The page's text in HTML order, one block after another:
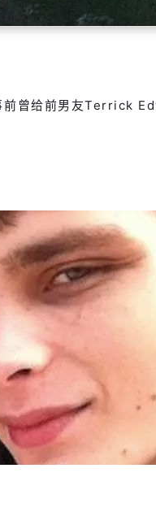
前曾给前男友Terrick